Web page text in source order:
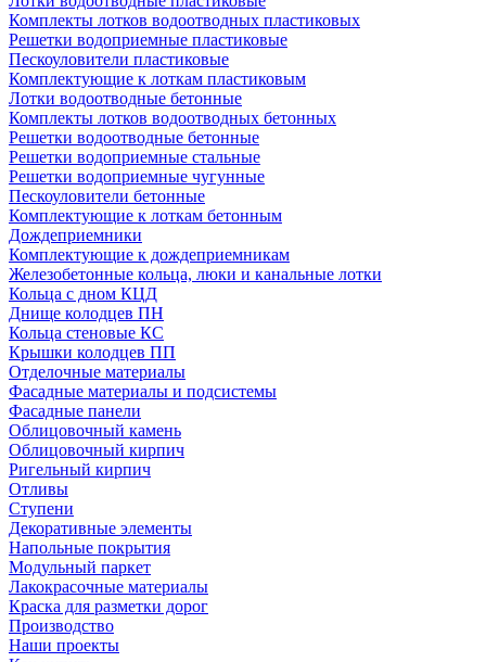
Комплекты лотков водоотводных пластиковых
Решетки водоприемные пластиковые
Пескоуловители пластиковые
Комплектующие к лоткам пластиковым
Лотки водоотводные бетонные
Комплекты лотков водоотводных бетонных
Решетки водоотводные бетонные
Решетки водоприемные стальные
Решетки водоприемные чугунные
Пескоуловители бетонные
Комплектующие к лоткам бетонным
Дождеприемники
Комплектующие к дождеприемникам
Железобетонные кольца, люки и канальные лотки
Кольца с дном КЦД
Днище колодцев ПН
Кольца стеновые КС
Крышки колодцев ПП
Отделочные материалы
Фасадные материалы и подсистемы
Фасадные панели
Облицовочный камень
Облицовочный кирпич
Ригельный кирпич
Отливы
Ступени
Декоративные элементы
Напольные покрытия
Модульный паркет
Лакокрасочные материалы
Краска для разметки дорог
Производство
Наши проекты